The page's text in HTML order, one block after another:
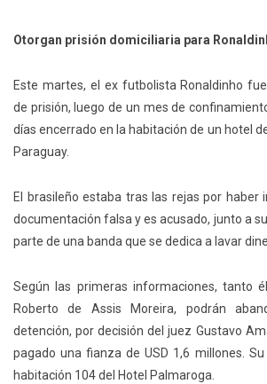
Otorgan prisión domiciliaria para
Este martes, el ex futbolista Ronaldinho
de prisión, luego de un mes de
días encerrado en la habitación de un hotel
Paraguay.
El brasileño estaba tras las rejas por haber
documentación falsa y es acusado, junto a
parte de una banda que se dedica a lavar
Según las primeras informaciones, tanto
Roberto de Assis Moreira, podrán
detención, por decisión del juez Gustavo
pagado una fianza de USD 1,6 millones.
habitación 104 del Hotel Palmaroga.